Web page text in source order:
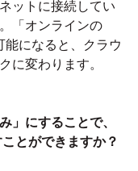
ットに接続してい
「オンラインの
になると、クラウ
に変わります。
」にすることで、
とができますか？